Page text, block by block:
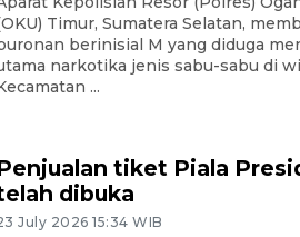
Timur, Sumatera Selatan,
berinisial M yang diduga
narkotika jenis sabu-sabu di
...
tiket Piala
dibuka
July 2026 15:34 WIB